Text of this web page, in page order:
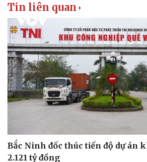
Tin liên quan
Bắc Ninh đốc thúc tiến độ dự án
2.121 tỷ đồng